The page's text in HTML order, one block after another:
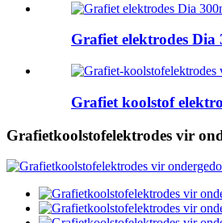
Grafiet elektrodes Dia
Grafiet koolstof
Grafietkoolstofelektrodes vir